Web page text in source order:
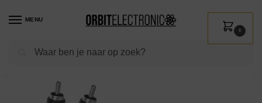
MENU
Zoeken
0
Shop / Beeld & Geluid Audiokabels & adapters